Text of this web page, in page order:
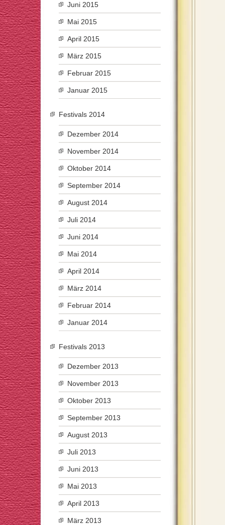
Juni 2015
Mai 2015
April 2015
März 2015
Februar 2015
Januar 2015
Festivals 2014
Dezember 2014
November 2014
Oktober 2014
September 2014
August 2014
Juli 2014
Juni 2014
Mai 2014
April 2014
März 2014
Februar 2014
Januar 2014
Festivals 2013
Dezember 2013
November 2013
Oktober 2013
September 2013
August 2013
Juli 2013
Juni 2013
Mai 2013
April 2013
März 2013